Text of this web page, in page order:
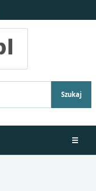
Szukaj
☰